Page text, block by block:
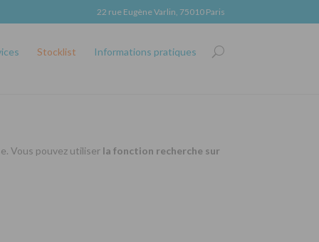
22 rue Eugène Varlin, 75010 Paris
Stocklist Informations pratiques
Vous pouvez utiliser la fonction recherche sur